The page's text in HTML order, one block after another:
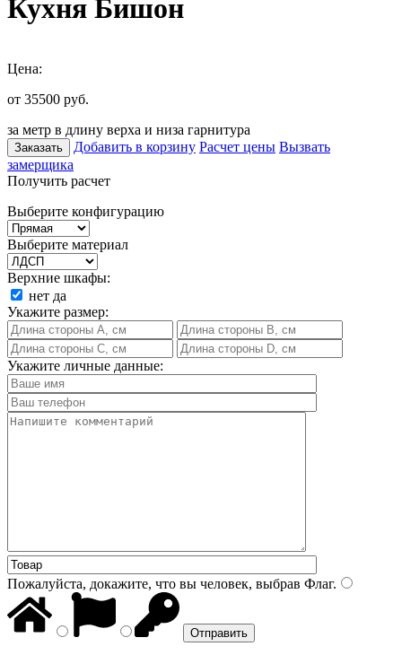
Кухня Бишон
Цена:
от 35500 руб.
за метр в длину верха и низа гарнитура
Заказать Добавить в корзину Расчет цены Вызвать
замерщика
Получить расчет
Выберите конфигурацию
Выберите материал
Верхние шкафы:
нет да
Укажите размер:
Укажите личные данные:
Пожалуйста, докажите, что вы человек, выбрав Флаг.